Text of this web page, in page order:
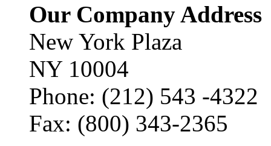
Our Company Address
New York Plaza
NY 10004
Phone: (212) 543 -4322
Fax: (800) 343-2365